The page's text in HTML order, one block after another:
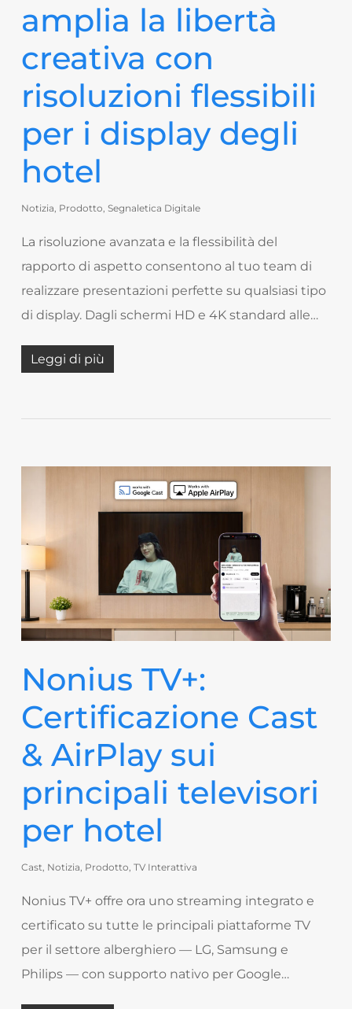
amplia la libertà
creativa con
risoluzioni flessibili
per i display degli
hotel
Notizia Prodotto Segnaletica Digitale
La risoluzione avanzata e la flessibilità del
rapporto di aspetto consentono al tuo team di
realizzare presentazioni perfette su qualsiasi tipo
di display. Dagli schermi HD e 4K standard alle…
Leggi di più
Nonius TV+:
Certificazione Cast
& AirPlay sui
principali televisori
per hotel
Cast Notizia Prodotto TV Interattiva
Nonius TV+ offre ora uno streaming integrato e
certificato su tutte le principali piattaforme TV
per il settore alberghiero — LG, Samsung e
Philips — con supporto nativo per Google…